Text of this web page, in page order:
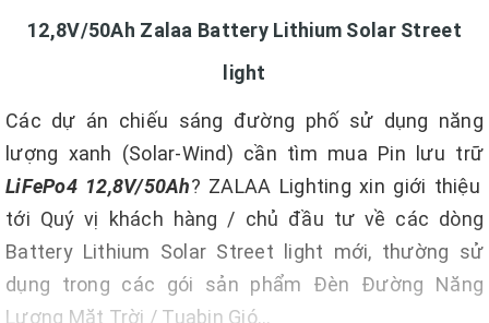
12,8V/50Ah Zalaa Battery Lithium Solar Street
light
Các dự án chiếu sáng đường phố sử dụng năng
lượng xanh (Solar-Wind) cần tìm mua Pin lưu trữ
LiFePo4 12,8V/50Ah? ZALAA Lighting xin giới thiệu
tới Quý vị khách hàng / chủ đầu tư về các dòng
Battery Lithium Solar Street light mới, thường sử
dụng trong các gói sản phẩm Đèn Đường Năng
Lượng Mặt Trời / Tuabin Gió...